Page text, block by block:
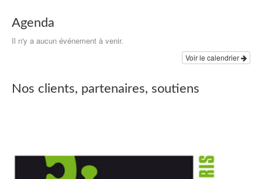
Agenda
Il n'y a aucun événement à venir.
Voir le calendrier
Nos clients, partenaires, soutiens